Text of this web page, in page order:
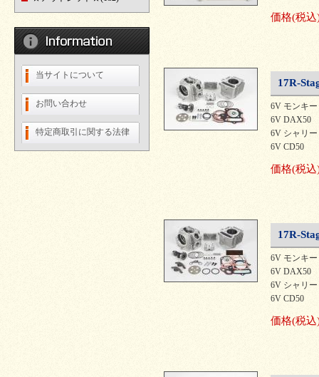
当サイトについて
お問い合わせ
特定商取引に関する法律
価格(税込
17R-
6V モンキ
6V DAX50
6V シャリー
6V CD50
価格(税込
17R-
6V モンキ
6V DAX50
6V シャリー
6V CD50
価格(税込